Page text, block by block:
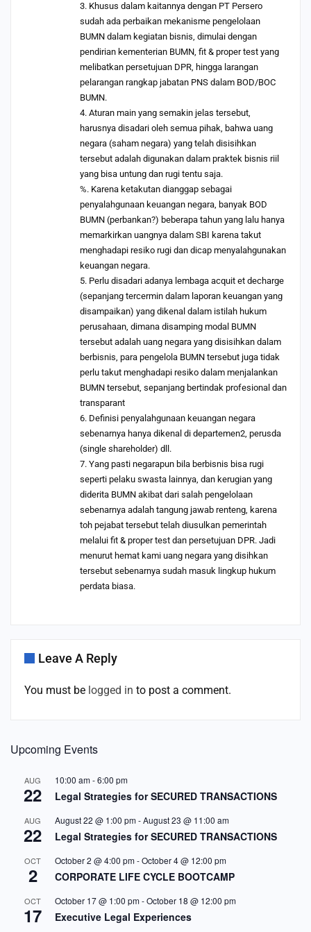
3. Khusus dalam kaitannya dengan PT Persero
sudah ada perbaikan mekanisme pengelolaan
BUMN dalam kegiatan bisnis, dimulai dengan
pendirian kementerian BUMN, fit & proper test yang
melibatkan persetujuan DPR, hingga larangan
pelarangan rangkap jabatan PNS dalam BOD/BOC
BUMN.
4. Aturan main yang semakin jelas tersebut,
harusnya disadari oleh semua pihak, bahwa uang
negara (saham negara) yang telah disisihkan
tersebut adalah digunakan dalam praktek bisnis riil
yang bisa untung dan rugi tentu saja.
%. Karena ketakutan dianggap sebagai
penyalahgunaan keuangan negara, banyak BOD
BUMN (perbankan?) beberapa tahun yang lalu hanya
memarkirkan uangnya dalam SBI karena takut
menghadapi resiko rugi dan dicap menyalahgunakan
keuangan negara.
5. Perlu disadari adanya lembaga acquit et decharge
(sepanjang tercermin dalam laporan keuangan yang
disampaikan) yang dikenal dalam istilah hukum
perusahaan, dimana disamping modal BUMN
tersebut adalah uang negara yang disisihkan dalam
berbisnis, para pengelola BUMN tersebut juga tidak
perlu takut menghadapi resiko dalam menjalankan
BUMN tersebut, sepanjang bertindak profesional dan
transparant
6. Definisi penyalahgunaan keuangan negara
sebenarnya hanya dikenal di departemen2, perusda
(single shareholder) dll.
7. Yang pasti negarapun bila berbisnis bisa rugi
seperti pelaku swasta lainnya, dan kerugian yang
diderita BUMN akibat dari salah pengelolaan
sebenarnya adalah tangung jawab renteng, karena
toh pejabat tersebut telah diusulkan pemerintah
melalui fit & proper test dan persetujuan DPR. Jadi
menurut hemat kami uang negara yang disihkan
tersebut sebenarnya sudah masuk lingkup hukum
perdata biasa.
Leave A Reply
You must be logged in to post a comment.
Upcoming Events
AUG
22
10:00 am-6:00 pm
Legal Strategies for SECURED TRANSACTIONS
AUG
22
August 22 @ 1:00 pm-August 23 @ 11:00 am
Legal Strategies for SECURED TRANSACTIONS
OCT
2
October 2 @ 4:00 pm-October 4 @ 12:00 pm
CORPORATE LIFE CYCLE BOOTCAMP
OCT
17
October 17 @ 1:00 pm-October 18 @ 12:00 pm
Executive Legal Experiences